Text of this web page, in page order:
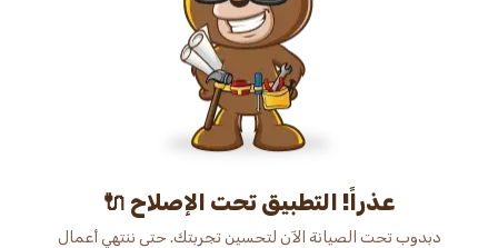
عذراً! التطبيق تحت الإصلاح 🔌
دبدوب تحت الصيانة الآن لتحسين تجربتك. حتى ننتهي أعمال